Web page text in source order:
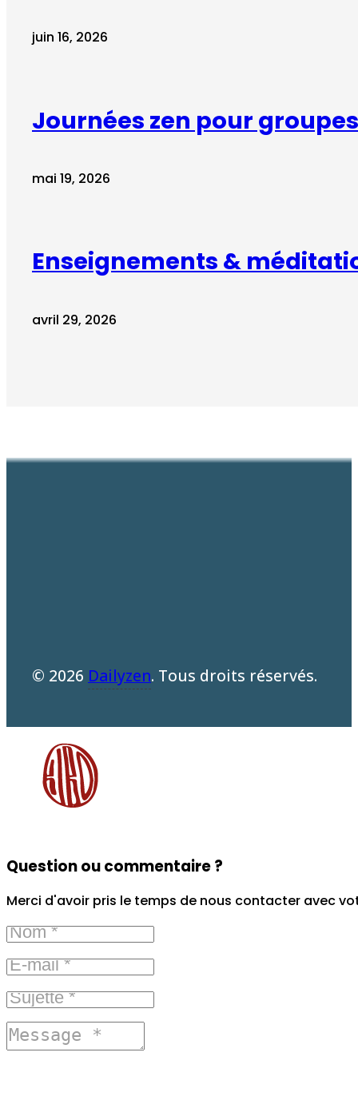
juin 16, 2026
Journées zen pour
mai 19, 2026
Enseignements &
avril 29, 2026
© 2026 Dailyzen. Tous droits réservés.
Question ou commentaire ?
Merci d'avoir pris le temps de nous contacter avec